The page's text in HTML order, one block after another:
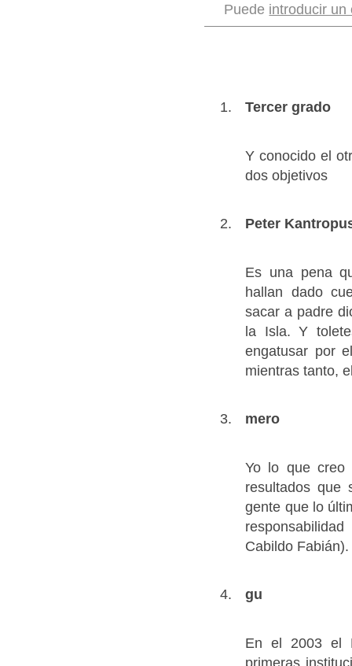
Puede introducir un
Tercer grado
Y conocido el
dos objetivos
Peter
Es una pena
hallan dado
sacar a padre
la Isla. Y
engatusar por
mientras tanto,
mero
Yo lo que creo
resultados que
gente que lo
Cabildo
gu
En el 2003 el